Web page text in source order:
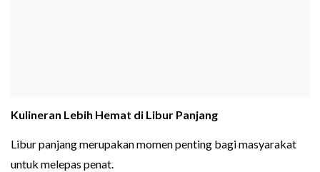
Kulineran Lebih Hemat di Libur Panjang
Libur panjang merupakan momen penting bagi masyarakat
untuk melepas penat.